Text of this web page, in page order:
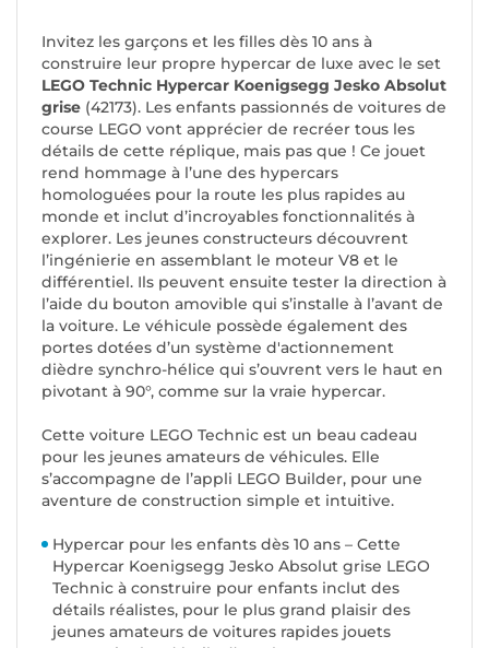
Invitez les garçons et les filles dès 10 ans à
construire leur propre hypercar de luxe avec le set
LEGO Technic Hypercar Koenigsegg Jesko Absolut
grise (42173). Les enfants passionnés de voitures de
course LEGO vont apprécier de recréer tous les
détails de cette réplique, mais pas que ! Ce jouet
rend hommage à l’une des hypercars
homologuées pour la route les plus rapides au
monde et inclut d’incroyables fonctionnalités à
explorer. Les jeunes constructeurs découvrent
l’ingénierie en assemblant le moteur V8 et le
différentiel. Ils peuvent ensuite tester la direction à
l’aide du bouton amovible qui s’installe à l’avant de
la voiture. Le véhicule possède également des
portes dotées d’un système d'actionnement
dièdre synchro-hélice qui s’ouvrent vers le haut en
pivotant à 90°, comme sur la vraie hypercar.
Cette voiture LEGO Technic est un beau cadeau
pour les jeunes amateurs de véhicules. Elle
s’accompagne de l’appli LEGO Builder, pour une
aventure de construction simple et intuitive.
Hypercar pour les enfants dès 10 ans – Cette
Hypercar Koenigsegg Jesko Absolut grise LEGO
Technic à construire pour enfants inclut des
détails réalistes, pour le plus grand plaisir des
jeunes amateurs de voitures rapides jouets